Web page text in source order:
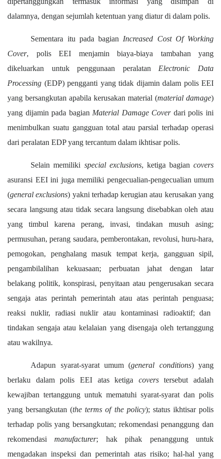
dalamnya, dengan sejumlah ketentuan yang diatur di dalam polis.
Sementara itu pada bagian Increased Cost Of Working
Cover, polis EEI menjamin biaya-biaya tambahan yang
dikeluarkan untukpenggunaan peralatan Electronic Data
Processing (EDP) pengganti yang tidak dijamin dalam polis EEI
yang bersangkutan apabila kerusakan material (material damage)
yang dijamin pada bagian Material Damage Cover dari polis ini
menimbulkan suatu gangguan total atau parsial terhadap operasi
dari peralatan EDP yang tercantum dalam ikhtisar polis.
Selain memiliki special exclusions, ketiga bagiancovers
asuransi EEI ini juga memiliki pengecualian-pengecualian umum
(general exclusions) yakni terhadap kerugian atau kerusakan yang
secara langsung atau tidak secara langsung disebabkan oleh atau
yang timbul karena perang, invasi, tindakan musuh asing;
permusuhan, perang saudara, pemberontakan, revolusi, huru-hara,
pemogokan, penghalang masuk tempat kerja, gangguan sipil,
pengambilalihan kekuasaan; perbuatan jahat dengan latar
belakang politik, konspirasi, penyitaan atau pengerusakan secara
sengaja atas perintah pemerintah atau atas perintah penguasa;
reaksi nuklir, radiasi nuklir atau kontaminasi radioaktif; dan
tindakan sengaja atau kelalaian yang disengaja oleh tertanggung
atau wakilnya.
Adapun syarat-syarat umum (general conditions) yang
berlaku dalam polis EEI atas ketiga coverstersebut adalah
kewajiban tertanggung untuk mematuhi syarat-syarat dan polis
yang bersangkutan (the terms of the policy); status ikhtisar polis
terhadap polis yang bersangkutan; rekomendasi penanggung dan
rekomendasimanufacturer; hak pihak penanggung untuk
mengadakan inspeksi dan pemerintah atas risiko; hal-hal yang